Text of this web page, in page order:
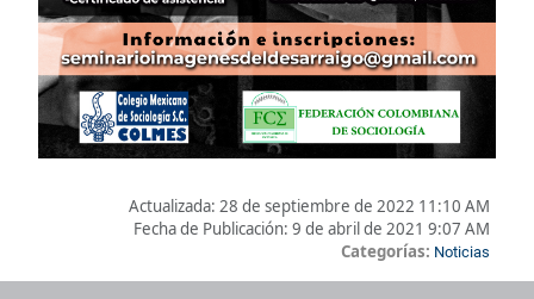
Actualizada: 28 de septiembre de 2022 11:10 AM
Fecha de Publicación: 9 de abril de 2021 9:07 AM
Categorías: Noticias